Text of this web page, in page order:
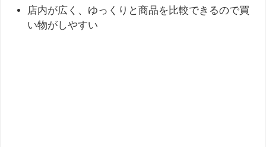
店内が広く、ゆっくりと商品を比較できるので買
い物がしやすい